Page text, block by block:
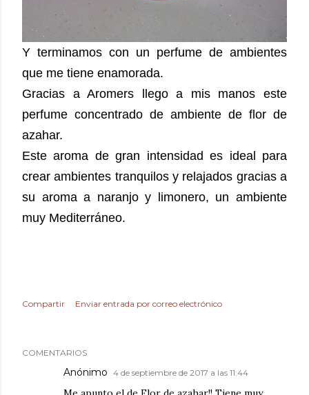
Y terminamos con un perfume de ambientes
que me tiene enamorada.
Gracias a Aromers llego a mis manos este
perfume concentrado de ambiente de flor de
azahar.
Este aroma de gran intensidad es ideal para
crear ambientes tranquilos y relajados gracias a
su aroma a naranjo y limonero, un ambiente
muy Mediterráneo.
Compartir Enviar entrada por correo electrónico
COMENTARIOS
Anónimo 4 de septiembre de 2017 a las 11:44